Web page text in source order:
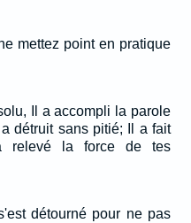
mettez point en pratique
Il a accompli la parole
détruit sans pitié; Il a fait
la force de tes
détourné pour ne pas